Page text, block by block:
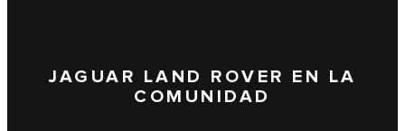
JAGUAR LAND ROVER EN LA
COMUNIDAD